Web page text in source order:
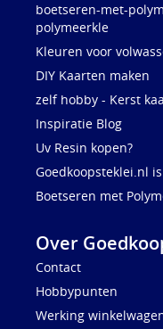
boetseren-met-
polymeerkle
Kleuren voor
DIY Kaarten maken
zelf hobby - Kerst
Inspiratie Blog
Uv Resin kopen?
Goedkoopsteklei.nl
Boetseren met
Over
Contact
Hobbypunten
Werking